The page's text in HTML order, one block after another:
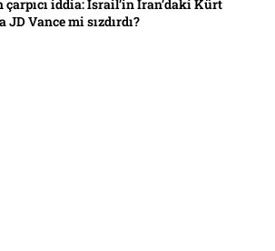
çarpıcı iddia: İsrail’in İran’daki Kürt
JD Vance mi sızdırdı?